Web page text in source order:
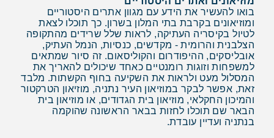
בואו להעשיר את הידע עם מגוון אתרים היסטוריים
ומוזיאונים בקרבת בתי המלון בשרון. כך תוכלו לצאת
לטיול בקיסריה העתיקה, לראות שלל שרידים מהתקופה
הצלבנית והרומית - מקדשים, כנסיות, הנמל העתיק,
אובליסקים, ההיפודרום והקוליסאום. זה סיור שמתאים
למשפחות וזוגות רומנטיים כאחד שיכולים להאריך את
המסלול מעט ולראות את השקיעה בחוף הקשתות. מלבד
זאת, אפשר לבקר במוזיאון העיר נתניה, מוזיאון הטרקטור
והמיכון החקלאי, מוזיאון בית הגדודים, או מוזיאון בית
הבאר שם תוכלו לחזות בבאר הראשונה שהוקמה
בנתניה ועדיין עובדת.